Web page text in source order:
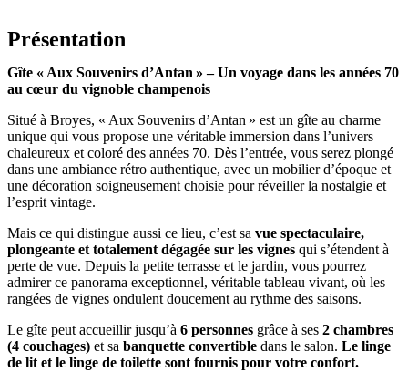
Présentation
Gîte « Aux Souvenirs d’Antan » – Un voyage dans les années 70
au cœur du vignoble champenois
Situé à Broyes, « Aux Souvenirs d’Antan » est un gîte au charme
unique qui vous propose une véritable immersion dans l’univers
chaleureux et coloré des années 70. Dès l’entrée, vous serez plongé
dans une ambiance rétro authentique, avec un mobilier d’époque et
une décoration soigneusement choisie pour réveiller la nostalgie et
l’esprit vintage.
Mais ce qui distingue aussi ce lieu, c’est sa vue spectaculaire,
plongeante et totalement dégagée sur les vignes qui s’étendent à
perte de vue. Depuis la petite terrasse et le jardin, vous pourrez
admirer ce panorama exceptionnel, véritable tableau vivant, où les
rangées de vignes ondulent doucement au rythme des saisons.
Le gîte peut accueillir jusqu’à 6 personnes grâce à ses 2 chambres
(4 couchages) et sa banquette convertible dans le salon. Le linge
de lit et le linge de toilette sont fournis pour votre confort.